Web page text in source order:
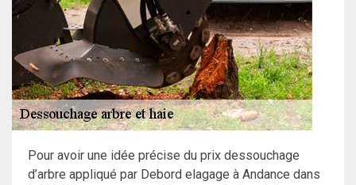
Pour avoir une idée précise du prix dessouchage
d’arbre appliqué par Debord elagage à Andance dans